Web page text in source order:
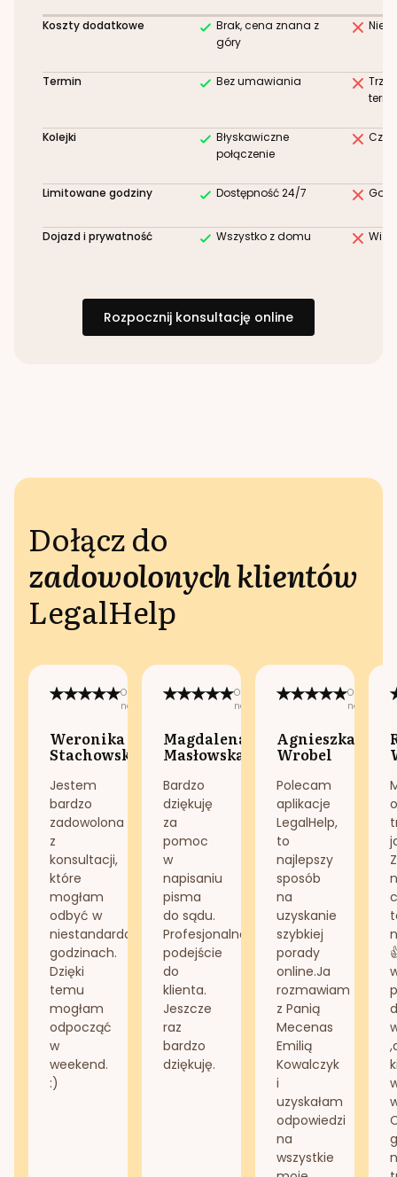
Koszty dodatkowe
Brak, cena znana z
góry
Termin Bez umawiania
Kolejki
Błyskawiczne
połączenie
Limitowane godziny Dostępność 24/7
Dojazd i prywatność Wszystko z domu
Rozpocznij konsultację online
Dołącz do
zadowolonych klientów
LegalHelp
Opublikowano
na:
Weronika
Stachowska
Jestem
bardzo
zadowolona
z
konsultacji,
które
mogłam
odbyć w
niestandardowych
godzinach.
Dzięki
temu
mogłam
odpocząć
w
weekend.
:)
Opublikowano
na:
Magdalena
Masłowska
Bardzo
dziękuję
za
pomoc
w
napisaniu
pisma
do sądu.
Profesjonalne
podejście
do
klienta.
Jeszcze
raz
bardzo
dziękuję.
na:
Agnieszka
Wrobel
Polecam
aplikacje
LegalHelp,
to
najlepszy
sposób
na
uzyskanie
szybkiej
porady
online.Ja
rozmawiam
z Panią
Mecenas
Emilią
Kowalczyk
i
uzyskałam
odpowiedzi
na
wszystkie